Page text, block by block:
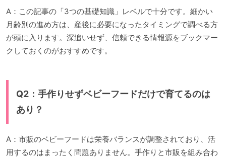
A：この記事の「3つの基礎知識」レベルで十分です。細かい
月齢別の進め方は、産後に必要になったタイミングで調べる方
が頭に入ります。深追いせず、信頼できる情報源をブックマー
クしておくのがおすすめです。
Q2：手作りせずベビーフードだけで育てるのは
あり？
A：市販のベビーフードは栄養バランスが調整されており、活
用するのはまったく問題ありません。手作りと市販を組み合わ